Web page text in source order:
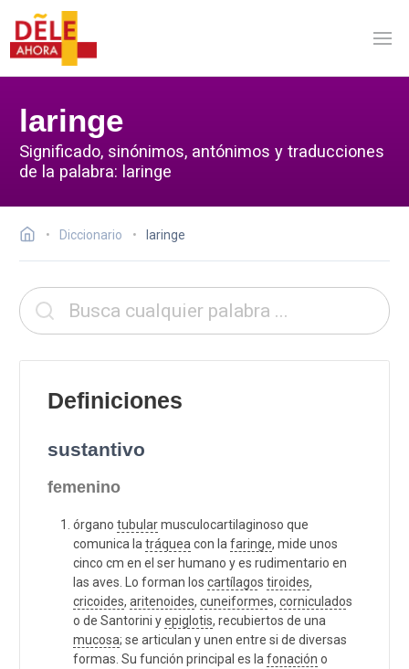
laringe
Significado, sinónimos, antónimos y traducciones
de la palabra: laringe
Diccionario laringe
Definiciones
sustantivo
femenino
órgano tubularmusculocartilaginoso que
comunica la tráquea con la faringe, mide unos
cinco cm en el ser humano y es rudimentario en
las aves. Lo forman los cartílagos tiroides,
cricoides, aritenoides, cuneiformes, corniculados
o de Santorini yepiglotis, recubiertos de una
mucosa; se articulan y unen entre si de diversas
formas. Su función principal es la fonación o